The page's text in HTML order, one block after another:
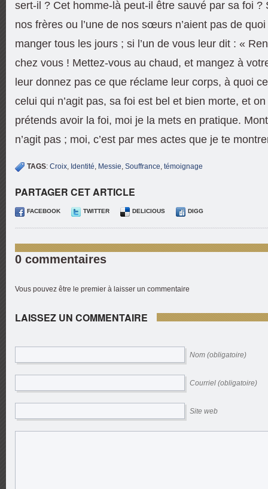
sert-il ? Cet homme-là peut-il être sauvé par sa foi ?
nos frères ou l’une de nos sœurs n’aient pas de
manger tous les jours ; si l’un de vous leur dit : «
chez vous ! Mettez-vous au chaud, et mangez à
leur donnez pas ce que réclame leur corps, à quoi
celui qui n’agit pas, sa foi est bel et bien morte, et
prétends avoir la foi, moi je la mets en pratique.
n’agit pas ; moi, c’est par mes actes que je te
TAGS: Croix, Identité, Messie, Souffrance, témoignage
PARTAGER CET ARTICLE
FACEBOOK TWITTER DELICIOUS DIGG
0 commentaires
Vous pouvez être le premier à laisser un commentaire
LAISSEZ UN COMMENTAIRE
Nom (obligatoire)
Courriel (obligatoire)
Site web